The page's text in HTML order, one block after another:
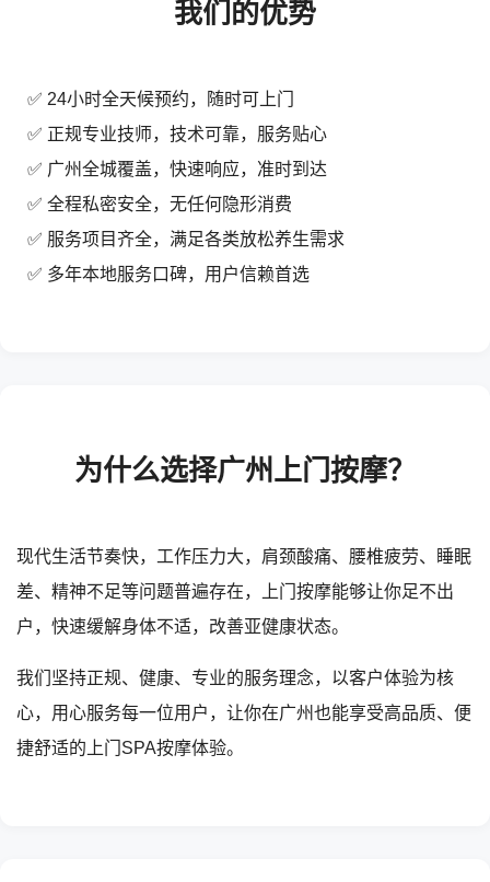
我们的优势
✅ 24小时全天候预约，随时可上门
✅ 正规专业技师，技术可靠，服务贴心
✅ 广州全城覆盖，快速响应，准时到达
✅ 全程私密安全，无任何隐形消费
✅ 服务项目齐全，满足各类放松养生需求
✅ 多年本地服务口碑，用户信赖首选
为什么选择广州上门按摩？
现代生活节奏快，工作压力大，肩颈酸痛、腰椎疲劳、睡眠
差、精神不足等问题普遍存在，上门按摩能够让你足不出
户，快速缓解身体不适，改善亚健康状态。
我们坚持正规、健康、专业的服务理念，以客户体验为核
心，用心服务每一位用户，让你在广州也能享受高品质、便
捷舒适的上门SPA按摩体验。